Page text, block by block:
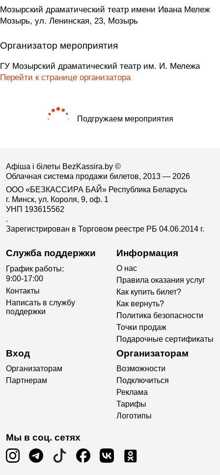
Мозырский драматический театр имени Ивана Мележ
Мозырь, ул. Ленинская, 23, Мозырь
Организатор мероприятия
ГУ Мозырский драматический театр им. И. Мележа
Перейти к странице организатора
Подгружаем мероприятия
Афіша і білеты BezKassira.by ©
Облачная система продажи билетов, 2013 — 2026
ООО «БЕЗКАССИРА БАЙ» Республика Беларусь
г. Минск, ул. Короля, 9, оф. 1
УНП 193615562
.
Зарегистрирован в Торговом реестре РБ 04.06.2014 г.
Служба поддержки
График работы:
9:00-17:00
Контакты
Написать в службу
поддержки
Информация
О нас
Правила оказания услуг
Как купить билет?
Как вернуть?
Политика безопасности
Точки продаж
Подарочные сертификаты
Вход
Организаторам
Партнерам
Организаторам
Возможности
Подключиться
Реклама
Тарифы
Логотипы
Мы в соц. сетях